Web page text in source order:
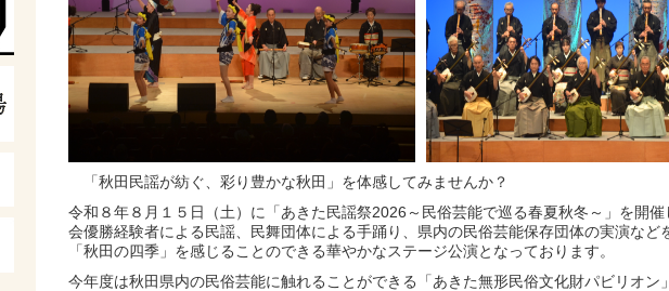
「秋田民謡が紡ぐ、彩り豊かな秋田」を体感してみませんか？
令和８年８月１５日（土）に「あきた民謡祭2026～民俗芸能で巡る春夏秋冬～」を開
会優勝経験者による民謡、民舞団体による手踊り、県内の民俗芸能保存団体の実演など
「秋田の四季」を感じることのできる華やかなステージ公演となっております。
今年度は秋田県内の民俗芸能に触れることができる「あきた無形民俗文化財パビリオン